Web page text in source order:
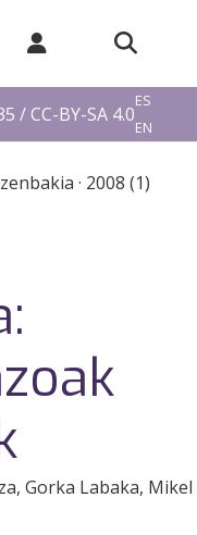
/ CC-BY-SA 4.0
ES
EN
· 2008 (1)
, Gorka Labaka, Mikel